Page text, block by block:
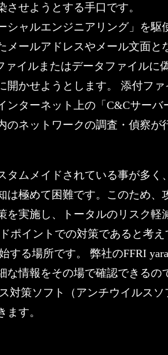
せようとする手口です。
ャルエンジニアリング」を駆
ールアドレスやメール文面と
イルまたはデータファイルに
かせようとします。 添付ファ
ンターネット上の「C&Cサーバ
のネットワークの調査・偵察が
ムメイドされている事が多く
極めて困難です。このため、
実施し、トータルのリスク軽
ポイントでの対策であると考
する場所です。 弊社のFFRI
情報をその場で確認できるの
対策ソフト（アンチウイルス
す。